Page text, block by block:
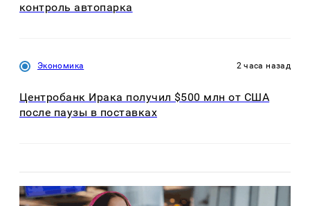
контроль автопарка
Экономика 2 часа назад
Центробанк Ирака получил $500 млн от США
после паузы в поставках